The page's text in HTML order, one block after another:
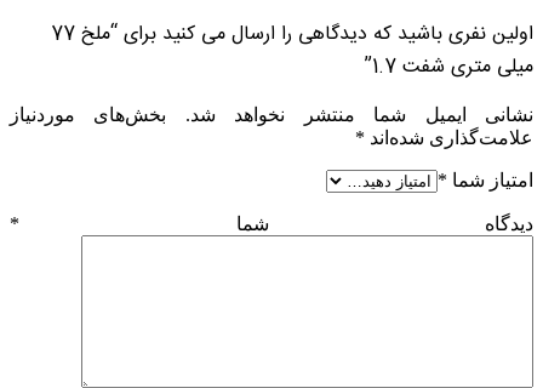
اولین نفری باشید که دیدگاهی را ارسال می کنید برای “ملخ 77
میلی متری شفت 1.7”
نشانی ایمیل شما منتشر نخواهد شد.
بخش‌های موردنیاز
علامت‌گذاری شده‌اند *
امتیاز شما *
دیدگاه شما *